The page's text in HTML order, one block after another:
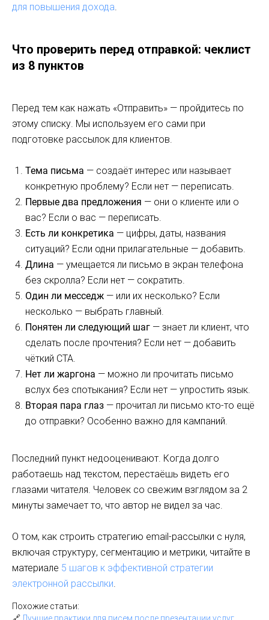
для повышения дохода
Что проверить перед отправкой: чеклист
из 8 пунктов
Перед тем как нажать «Отправить» — пройдитесь по
этому списку. Мы используем его сами при
подготовке рассылок для клиентов.
Тема письма — создаёт интерес или называет
конкретную проблему? Если нет — переписать.
Первые два предложения — они о клиенте или о
вас? Если о вас — переписать.
Есть ли конкретика — цифры, даты, названия
ситуаций? Если одни прилагательные — добавить.
Длина — умещается ли письмо в экран телефона
без скролла? Если нет — сократить.
Один ли месседж — или их несколько? Если
несколько — выбрать главный.
Понятен ли следующий шаг — знает ли клиент, что
сделать после прочтения? Если нет — добавить
чёткий CTA.
Нет ли жаргона — можно ли прочитать письмо
вслух без спотыкания? Если нет — упростить язык.
Вторая пара глаз — прочитал ли письмо кто-то ещё
до отправки? Особенно важно для кампаний.
Последний пункт недооценивают. Когда долго
работаешь над текстом, перестаёшь видеть его
глазами читателя. Человек со свежим взглядом за 2
минуты замечает то, что автор не видел за час.
О том, как строить стратегию email-рассылки с нуля,
включая структуру, сегментацию и метрики, читайте в
материале 5 шагов к эффективной стратегии
электронной рассылки
Похожие статьи:
🔗 Лучшие практики для писем после презентации услуг